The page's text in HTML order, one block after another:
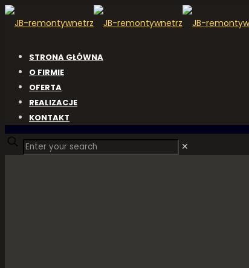
STRONA GŁÓWNA
O FIRMIE
OFERTA
REALIZACJE
KONTAKT
✕